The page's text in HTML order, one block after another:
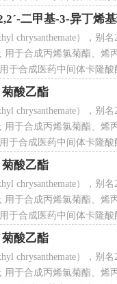
酸乙酯;菊酸乙酯;菊酸乙
二甲基-3-异丁烯
chrysanthemate），别
用于合成丙烯氯菊酯、烯
于合成医药中间体卡隆
酸乙酯;菊酸乙酯;菊酸乙
菊酸乙酯
chrysanthemate），别
用于合成丙烯氯菊酯、烯
于合成医药中间体卡隆
酸乙酯;菊酸乙酯;菊酸乙
菊酸乙酯
chrysanthemate），别
用于合成丙烯氯菊酯、烯
于合成医药中间体卡隆
酸乙酯;菊酸乙酯;菊酸乙
菊酸乙酯
chrysanthemate），别
用于合成丙烯氯菊酯、烯